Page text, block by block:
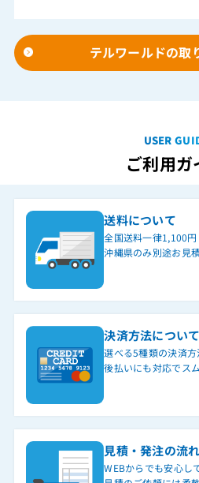
テルワールドの取
USER
ご利用ガ
送料について
全国送料一律1,100円
沖縄県のみ別途お見
決済方法について
選べる5種類の決済方
後払いにも対応でス
見積・発注の流れ
WEBからでも安心し